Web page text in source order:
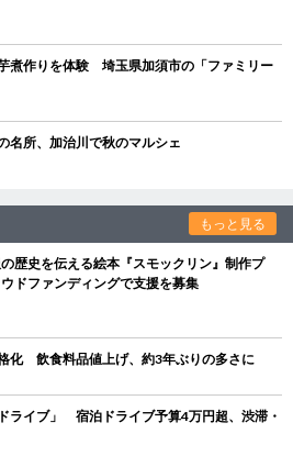
煮作りを体験 埼玉県加須市の「ファミリー
名所、加治川で秋のマルシェ
もっと見る
歴史を伝える絵本『スモックリン』制作プ
ドファンディングで支援を募集
化 飲食料品値上げ、約3年ぶりの多さに
ライブ」 宿泊ドライブ予算4万円超、渋滞・